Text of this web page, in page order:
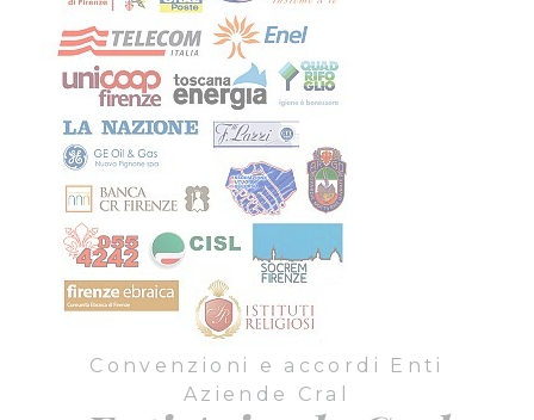
Convenzioni e accordi Enti
Aziende Cral